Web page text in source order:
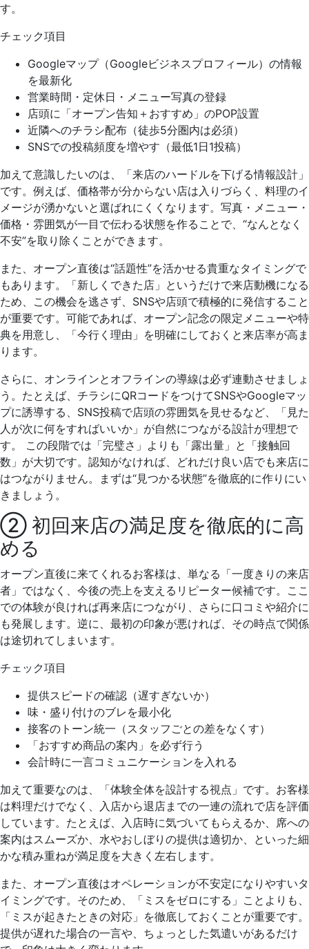
す。
チェック項目
Googleマップ（Googleビジネスプロフィール）の情報
を最新化
営業時間・定休日・メニュー写真の登録
店頭に「オープン告知＋おすすめ」のPOP設置
近隣へのチラシ配布（徒歩5分圏内は必須）
SNSでの投稿頻度を増やす（最低1日1投稿）
加えて意識したいのは、「来店のハードルを下げる情報設計」
です。例えば、価格帯が分からない店は入りづらく、料理のイ
メージが湧かないと選ばれにくくなります。写真・メニュー・
価格・雰囲気が一目で伝わる状態を作ることで、“なんとなく
不安”を取り除くことができます。
また、オープン直後は“話題性”を活かせる貴重なタイミングで
もあります。「新しくできた店」というだけで来店動機になる
ため、この機会を逃さず、SNSや店頭で積極的に発信すること
が重要です。可能であれば、オープン記念の限定メニューや特
典を用意し、「今行く理由」を明確にしておくと来店率が高ま
ります。
さらに、オンラインとオフラインの導線は必ず連動させましょ
う。たとえば、チラシにQRコードをつけてSNSやGoogleマッ
プに誘導する、SNS投稿で店頭の雰囲気を見せるなど、「見た
人が次に何をすればいいか」が自然につながる設計が理想で
す。 この段階では「完璧さ」よりも「露出量」と「接触回
数」が大切です。認知がなければ、どれだけ良い店でも来店に
はつながりません。まずは“見つかる状態”を徹底的に作りにい
きましょう。
② 初回来店の満足度を徹底的に高
める
オープン直後に来てくれるお客様は、単なる「一度きりの来店
者」ではなく、今後の売上を支えるリピーター候補です。ここ
での体験が良ければ再来店につながり、さらに口コミや紹介に
も発展します。逆に、最初の印象が悪ければ、その時点で関係
は途切れてしまいます。
チェック項目
提供スピードの確認（遅すぎないか）
味・盛り付けのブレを最小化
接客のトーン統一（スタッフごとの差をなくす）
「おすすめ商品の案内」を必ず行う
会計時に一言コミュニケーションを入れる
加えて重要なのは、「体験全体を設計する視点」です。お客様
は料理だけでなく、入店から退店までの一連の流れで店を評価
しています。たとえば、入店時に気づいてもらえるか、席への
案内はスムーズか、水やおしぼりの提供は適切か、といった細
かな積み重ねが満足度を大きく左右します。
また、オープン直後はオペレーションが不安定になりやすいタ
イミングです。そのため、「ミスをゼロにする」ことよりも、
「ミスが起きたときの対応」を徹底しておくことが重要です。
提供が遅れた場合の一言や、ちょっとした気遣いがあるだけ